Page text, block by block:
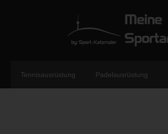
Tennisausrüstung Padelausrüstung